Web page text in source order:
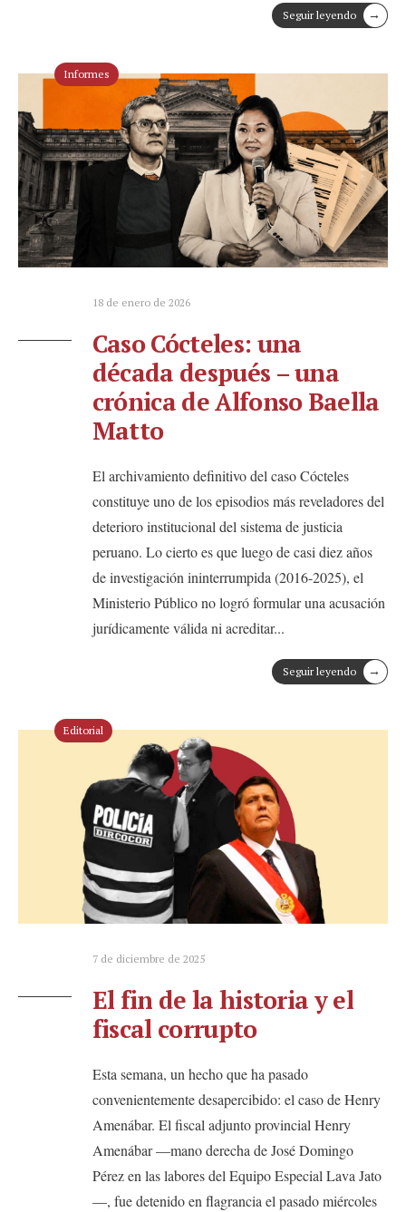
Seguir leyendo →
Informes
18 de enero de 2026
Caso Cócteles: una
década después – una
crónica de Alfonso Baella
Matto
El archivamiento definitivo del caso Cócteles
constituye uno de los episodios más reveladores del
deterioro institucional del sistema de justicia
peruano. Lo cierto es que luego de casi diez años
de investigación ininterrumpida (2016-2025), el
Ministerio Público no logró formular una acusación
jurídicamente válida ni acreditar...
Seguir leyendo →
Editorial
7 de diciembre de 2025
El fin de la historia y el
fiscal corrupto
Esta semana, un hecho que ha pasado
convenientemente desapercibido: el caso de Henry
Amenábar. El fiscal adjunto provincial Henry
Amenábar —mano derecha de José Domingo
Pérez en las labores del Equipo Especial Lava Jato
—, fue detenido en flagrancia el pasado miércoles